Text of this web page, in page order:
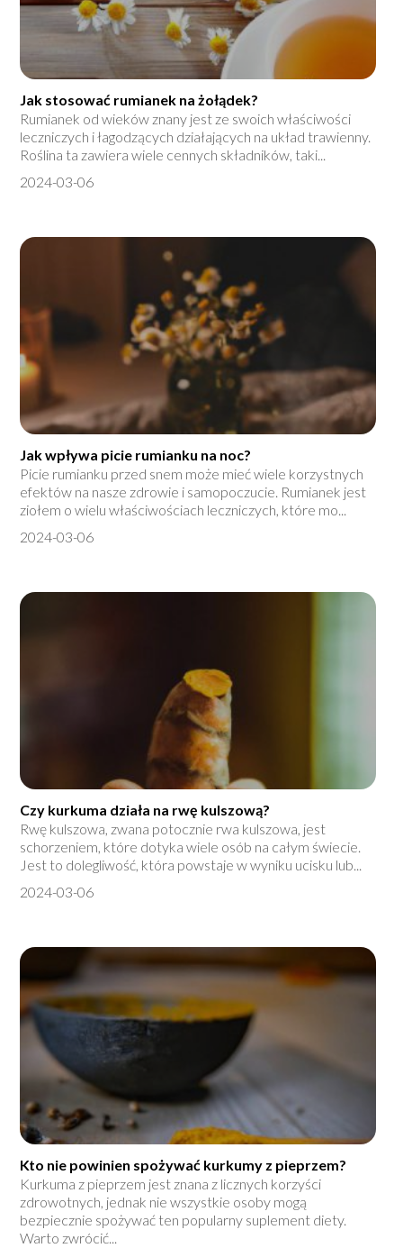
Jak stosować rumianek na żołądek?
Rumianek od wieków znany jest ze swoich właściwości
leczniczych i łagodzących działających na układ trawienny.
Roślina ta zawiera wiele cennych składników, taki...
2024-03-06
Jak wpływa picie rumianku na noc?
Picie rumianku przed snem może mieć wiele korzystnych
efektów na nasze zdrowie i samopoczucie. Rumianek jest
ziołem o wielu właściwościach leczniczych, które mo...
2024-03-06
Czy kurkuma działa na rwę kulszową?
Rwę kulszowa, zwana potocznie rwa kulszowa, jest
schorzeniem, które dotyka wiele osób na całym świecie.
Jest to dolegliwość, która powstaje w wyniku ucisku lub...
2024-03-06
Kto nie powinien spożywać kurkumy z pieprzem?
Kurkuma z pieprzem jest znana z licznych korzyści
zdrowotnych, jednak nie wszystkie osoby mogą
bezpiecznie spożywać ten popularny suplement diety.
Warto zwrócić...